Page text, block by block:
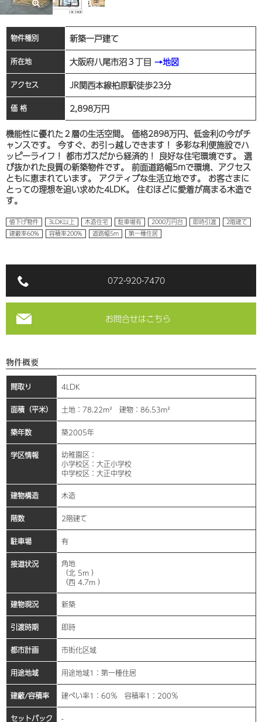
物件種別 新築一戸建て
所在地 大阪府八尾市沼３丁目 →地図
アクセス JR関西本線柏原駅徒歩23分
価 格 2,898万円
機能性に優れた２層の生活空間。 価格2898万円、低金利の今がチ
ャンスです。 今すぐ、お引っ越しできます！ 多彩な利便施設でハ
ッピーライフ！ 都市ガスだから経済的！ 良好な住宅環境です。 選
び抜かれた良質の新築物件です。 前面道路幅5mで環境、アクセス
ともに恵まれています。 アクティブな生活立地です。 お客さまに
とっての理想を追い求めた4LDK。 住むほどに愛着が高まる木造で
す。
値下げ物件 3LDK以上 木造住宅 駐車場有 2000万円台 即時引渡
2階建て
建蔽率60%
容積率200% 道路幅5m 第一種住居
072-920-7470
お問合せはこちら
物件概要
間取り 4LDK
面積（平米） 土地：78.22m² 建物：86.53m²
築年数 築2005年
学区情報
幼稚園区：
小学校区：大正小学校
中学校区：大正中学校
建物構造 木造
階数 2階建て
駐車場 有
接道状況
角地
（北 5m ）
（西 4.7m ）
建物現況 新築
引渡時期 即時
都市計画 市街化区域
用途地域 用途地域1：第一種住居
建蔽/容積率 建ぺい率1：60％ 容積率1：200％
セットバック -